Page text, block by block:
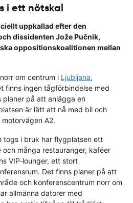
i ett nötskal
uppkallad efter den
dissidenten Jože Pučnik,
oppositionskoalitionen mellan
om centrum i Ljubljana,
finns ingen tågförbindelse med
på att anlägga en
är lätt att nå med bil och
A2.
togs i bruk har flygplatsen ett
många restauranger, kaféer
VIP-lounger, ett stort
Det finns planer på att
och konferenscentrum norr om
allmänna datorer med